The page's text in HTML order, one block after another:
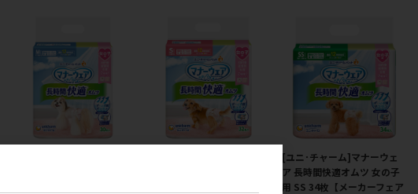
[ユニ･チャーム]マナーウェ
ア 長時間快適オムツ 女の子
用 SS 34枚【メーカーフェア